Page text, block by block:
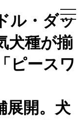
ル・ダッ
犬種が揃
ピースワ
展開。犬